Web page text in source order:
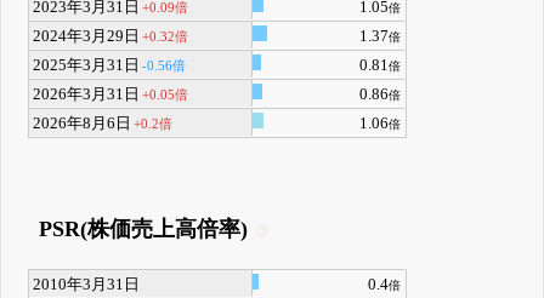
2023年3月31日 +0.09倍 1.05倍
2024年3月29日 +0.32倍 1.37倍
2025年3月31日 -0.56倍 0.81倍
2026年3月31日 +0.05倍 0.86倍
2026年8月6日 +0.2倍 1.06倍
PSR(株価売上高倍率)
2010年3月31日 0.4倍